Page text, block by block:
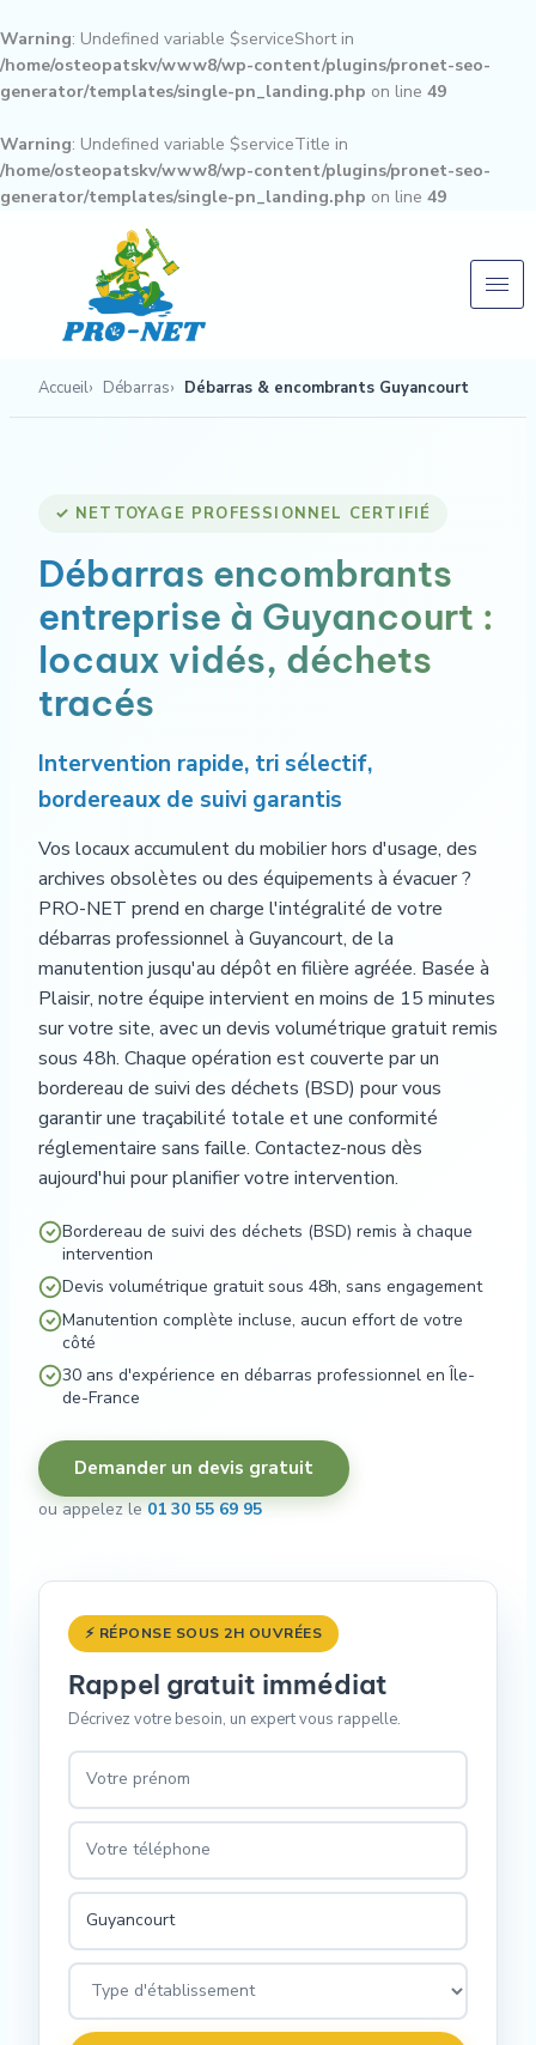
Warning: Undefined variable $serviceShort in
/home/osteopatskv/www8/wp-content/plugins/pronet-seo-
generator/templates/single-pn_landing.php on line 49
Warning: Undefined variable $serviceTitle in
/home/osteopatskv/www8/wp-content/plugins/pronet-seo-
generator/templates/single-pn_landing.php on line 49
au
contenu
Accueil Débarras Débarras & encombrants Guyancourt
✓ NETTOYAGE PROFESSIONNEL CERTIFIÉ
Débarras encombrants
entreprise à Guyancourt :
locaux vidés, déchets
tracés
Intervention rapide, tri sélectif,
bordereaux de suivi garantis
Vos locaux accumulent du mobilier hors d'usage, des
archives obsolètes ou des équipements à évacuer ?
PRO-NET prend en charge l'intégralité de votre
débarras professionnel à Guyancourt, de la
manutention jusqu'au dépôt en filière agréée. Basée à
Plaisir, notre équipe intervient en moins de 15 minutes
sur votre site, avec un devis volumétrique gratuit remis
sous 48h. Chaque opération est couverte par un
bordereau de suivi des déchets (BSD) pour vous
garantir une traçabilité totale et une conformité
réglementaire sans faille. Contactez-nous dès
aujourd'hui pour planifier votre intervention.
Bordereau de suivi des déchets (BSD) remis à chaque
intervention
Devis volumétrique gratuit sous 48h, sans engagement
Manutention complète incluse, aucun effort de votre
côté
30 ans d'expérience en débarras professionnel en Île-
de-France
Demander un devis gratuit
ou appelez le01 30 55 69 95
⚡ RÉPONSE SOUS 2H OUVRÉES
Rappel gratuit immédiat
Décrivez votre besoin, un expert vous rappelle.